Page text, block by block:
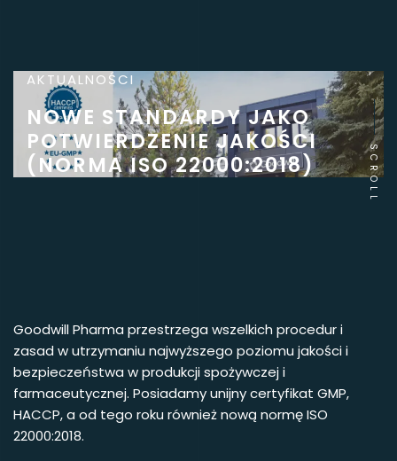
AKTUALNOŚCI
NOWE STANDARDY JAKO
POTWIERDZENIE JAKOŚCI
(NORMA ISO 22000:2018)
SCROLL
Goodwill Pharma przestrzega wszelkich procedur i
zasad w utrzymaniu najwyższego poziomu jakości i
bezpieczeństwa w produkcji spożywczej i
farmaceutycznej. Posiadamy unijny certyfikat GMP,
HACCP, a od tego roku również nową normę ISO
22000:2018.